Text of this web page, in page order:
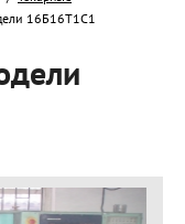
16Б16Т1С1